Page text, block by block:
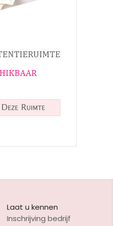
Laat u kennen
Inschrijving bedrijf